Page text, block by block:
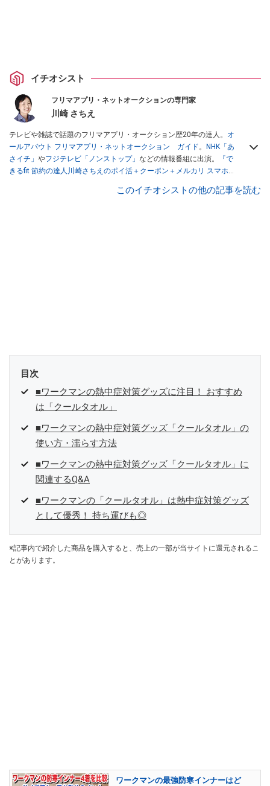
イチオシスト
フリマアプリ・ネットオークションの専門家
川崎 さちえ
テレビや雑誌で話題のフリマアプリ・オークション歴20年の達人。 オ
ールアバウト フリマアプリ・ネットオークション ガイド。
NHK「あ
さイチ」 やフジテレビ「ノンストップ」 などの情報番組に出演。
『で
きるfit 節約の達人川崎さちえのポイ活＋クーポン＋メルカリ スマホで
スマホ1つでスキマ時間に効率的に稼ぐ！』（翔泳社刊） ほか著書多
このイチオシストの他の記事を読む
目次
■ワークマンの熱中症対策グッズに注目！ おすすめ
は「クールタオル」
■ワークマンの熱中症対策グッズ「クールタオル」の
使い方・濡らす方法
■ワークマンの熱中症対策グッズ「クールタオル」に
関連するQ&A
■ワークマンの「クールタオル」は熱中症対策グッズ
として優秀！ 持ち運びも◎
※記事内で紹介した商品を購入すると、売上の一部が当サイトに還元されるこ
とがあります。
ワークマンの最強防寒インナーはど